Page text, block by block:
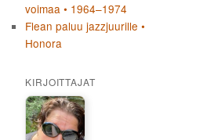
voimaa • 1964–1974
Flean paluu jazzjuurille •
Honora
KIRJOITTAJAT